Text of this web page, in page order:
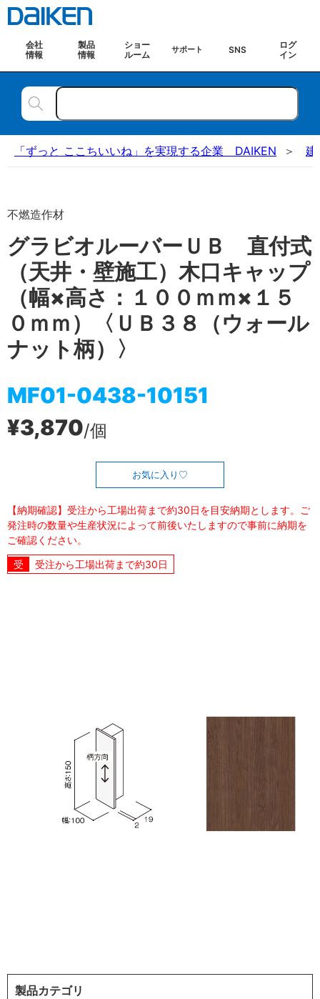
会社
情報
製品
情報
ショー
ルーム
サポート SNS
ログ
イン
「ずっと ここちいいね」を実現する企業 DAIKEN 建
不燃造作材
グラビオルーバーＵＢ 直付式
（天井・壁施工）木口キャップ
（幅×高さ：１００ｍｍ×１５
０ｍｍ）〈ＵＢ３８（ウォール
ナット柄）〉
MF01-0438-10151
¥3,870/個
お気に入り
【納期確認】受注から工場出荷まで約30日を目安納期とします。ご
発注時の数量や生産状況によって前後いたしますので事前に納期を
ご確認ください。
受注から工場出荷まで約30日
製品カテゴリ